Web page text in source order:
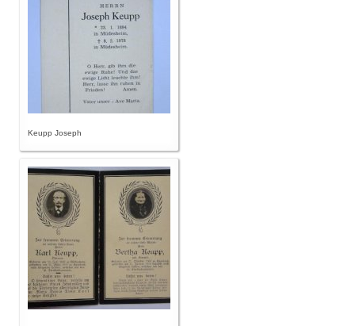
Keupp Joseph